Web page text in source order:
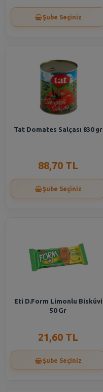
Şube Seçiniz
Tat Domates Salçası 830 gr
88,70 TL
Şube Seçiniz
Eti D.Form Limonlu Bisküvi
50 Gr
21,60 TL
Şube Seçiniz